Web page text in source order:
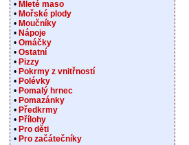
• Mleté maso
• Mořské plody
• Moučníky
• Nápoje
• Omáčky
• Ostatní
• Pizzy
• Pokrmy z vnitřností
• Polévky
• Pomalý hrnec
• Pomazánky
• Předkrmy
• Přílohy
• Pro děti
• Pro začátečníky